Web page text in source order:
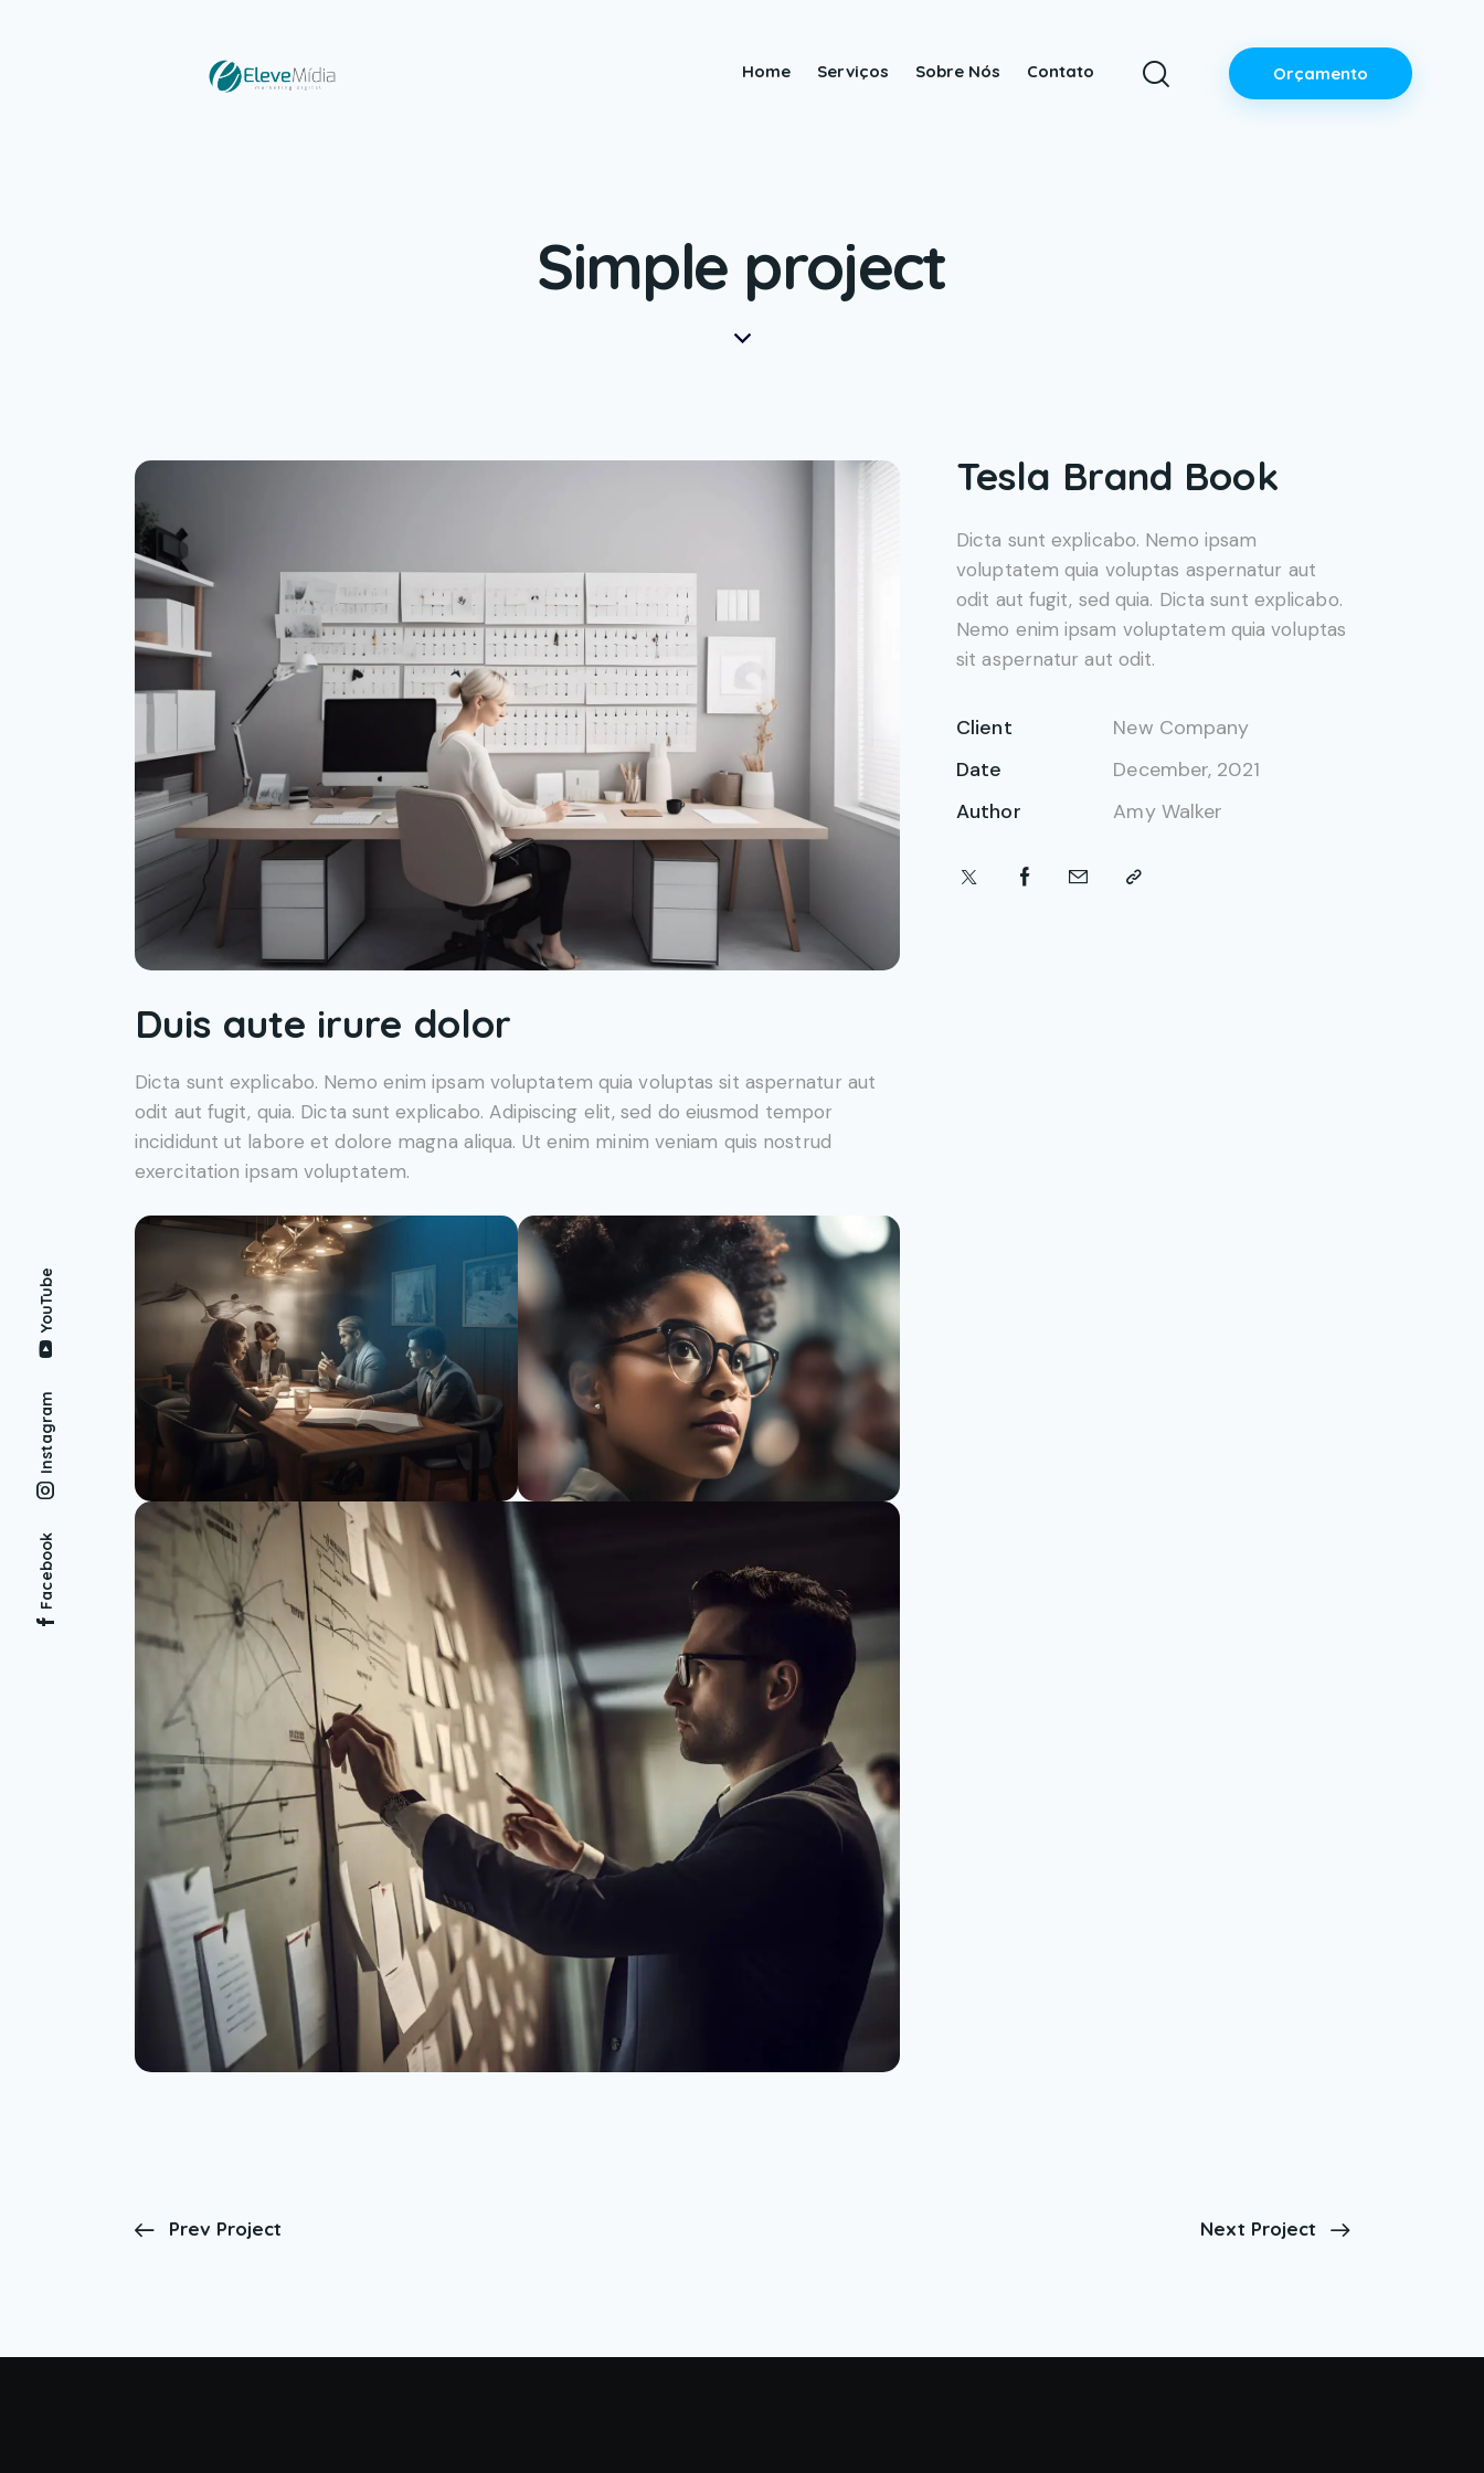
Home Serviços Sobre Nós Contato Orçamento
Simple project
Duis aute irure dolor
Dicta sunt explicabo. Nemo enim ipsam voluptatem quia voluptas sit aspernatur aut
odit aut fugit, quia. Dicta sunt explicabo. Adipiscing elit, sed do eiusmod tempor
incididunt ut labore et dolore magna aliqua. Ut enim minim veniam quis nostrud
exercitation ipsam voluptatem.
Tesla Brand Book
Dicta sunt explicabo. Nemo ipsam
voluptatem quia voluptas aspernatur aut
odit aut fugit, sed quia. Dicta sunt explicabo.
Nemo enim ipsam voluptatem quia voluptas
sit aspernatur aut odit.
Client
New Company
Date
December, 2021
Author
Amy Walker
Prev Project Next Project
Facebook
Instagram
YouTube